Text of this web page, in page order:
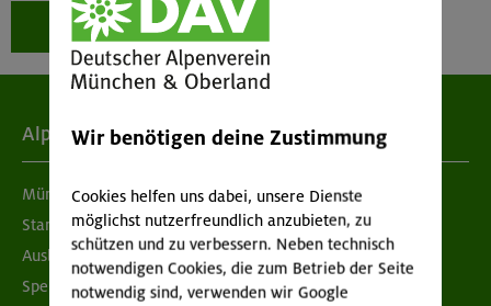
Weiter zur Buchung
Alpenverein
München & Oberland
Standorte
Ausbildung & Jobs
Spenden
Wir benötigen deine Zustimmung
Cookies helfen uns dabei, unsere Dienste
möglichst nutzerfreundlich anzubieten, zu
schützen und zu verbessern. Neben technisch
notwendigen Cookies, die zum Betrieb der Seite
notwendig sind, verwenden wir Google